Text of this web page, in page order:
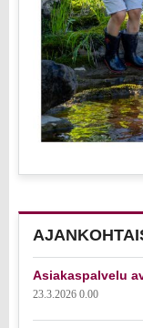
Asiakaspalvelu
23.3.2026 0.00